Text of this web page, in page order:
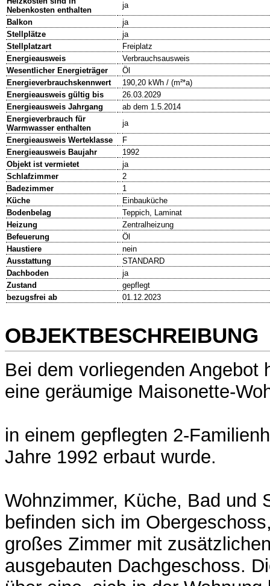
Nebenkosten enthalten
ja
Balkon
ja
Stellplätze
ja
Stellplatzart
Freiplatz
Energieausweis
Verbrauchsausweis
Wesentlicher Energieträger
Öl
Energieverbrauchskennwert
190,20 kWh / (m²*a)
Energieausweis gültig bis
26.03.2029
Energieausweis Jahrgang
ab dem 1.5.2014
Energieverbrauch für
Warmwasser enthalten
ja
Energieausweis Werteklasse
F
Energieausweis Baujahr
1992
Objekt ist vermietet
ja
Schlafzimmer
2
Badezimmer
1
Küche
Einbauküche
Bodenbelag
Teppich, Laminat
Heizung
Zentralheizung
Befeuerung
Öl
Haustiere
nein
Ausstattung
STANDARD
Dachboden
ja
Zustand
gepflegt
bezugsfrei ab
01.12.2023
OBJEKTBESCHREIBUNG
Bei dem vorliegenden Angebot
eine geräumige Maisonette-
in einem gepflegten 2-
Jahre 1992 erbaut wurde.
Wohnzimmer, Küche, Bad und
befinden sich im
großes Zimmer mit
ausgebauten Dachgeschoss.